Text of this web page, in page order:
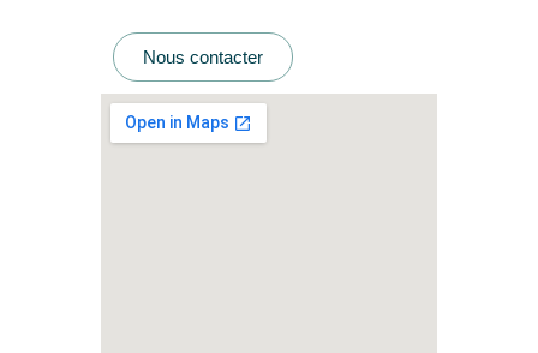
Nous contacter